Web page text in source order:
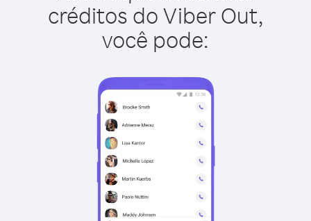
créditos do Viber Out,
você pode: